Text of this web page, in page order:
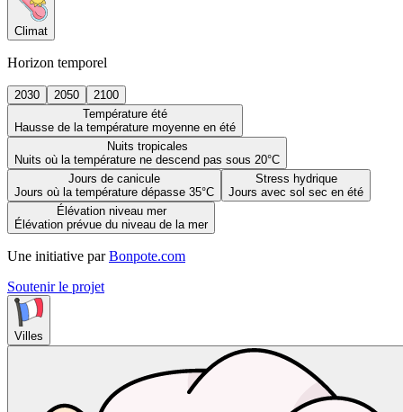
Climat
Horizon temporel
2030 2050
2100
Température été
Hausse de la température moyenne en été
Nuits tropicales
Nuits où la température ne descend pas sous 20°C
Jours de canicule
Jours où la température dépasse 35°C
Stress hydrique
Jours avec sol sec en été
Élévation niveau mer
Élévation prévue du niveau de la mer
Une initiative par Bonpote.com
Soutenir le projet
Villes